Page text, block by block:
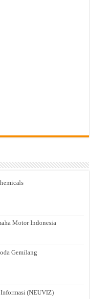
Motor Indonesia
Gemilang
(NEUVIZ)